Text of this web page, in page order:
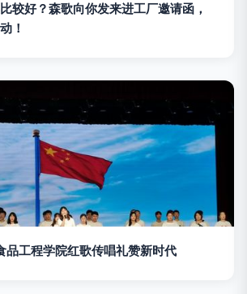
较好？森歌向你发来进工厂邀请函，
！
品工程学院红歌传唱礼赞新时代